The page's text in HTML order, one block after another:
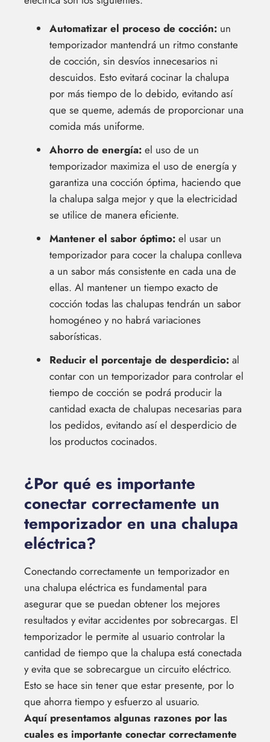
Automatizar el proceso de cocción: un
temporizador mantendrá un ritmo constante
de cocción, sin desvíos innecesarios ni
descuidos. Esto evitará cocinar la chalupa
por más tiempo de lo debido, evitando así
que se queme, además de proporcionar una
comida más uniforme.
Ahorro de energía: el uso de un
temporizador maximiza el uso de energía y
garantiza una cocción óptima, haciendo que
la chalupa salga mejor y que la electricidad
se utilice de manera eficiente.
Mantener el sabor óptimo: el usar un
temporizador para cocer la chalupa conlleva
a un sabor más consistente en cada una de
ellas. Al mantener un tiempo exacto de
cocción todas las chalupas tendrán un sabor
homogéneo y no habrá variaciones
saborísticas.
Reducir el porcentaje de desperdicio: al
contar con un temporizador para controlar el
tiempo de cocción se podrá producir la
cantidad exacta de chalupas necesarias para
los pedidos, evitando así el desperdicio de
los productos cocinados.
¿Por qué es importante
conectar correctamente un
temporizador en una chalupa
eléctrica?
Conectando correctamente un temporizador en
una chalupa eléctrica es fundamental para
asegurar que se puedan obtener los mejores
resultados y evitar accidentes por sobrecargas. El
temporizador le permite al usuario controlar la
cantidad de tiempo que la chalupa está conectada
y evita que se sobrecargue un circuito eléctrico.
Esto se hace sin tener que estar presente, por lo
que ahorra tiempo y esfuerzo al usuario.
Aquí presentamos algunas razones por las
cuales es importante conectar correctamente